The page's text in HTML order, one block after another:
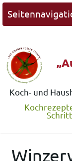
Koch- und